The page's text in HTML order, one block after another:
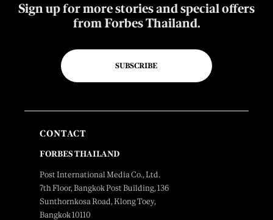
Sign up for more stories and special offers
from Forbes Thailand.
SUBSCRIBE
CONTACT
FORBES THAILAND
Post International Media Co., Ltd.
7th Floor, Bangkok Post Building, 136
Sunthornkosa Road, Klong Toey,
Bangkok 10110